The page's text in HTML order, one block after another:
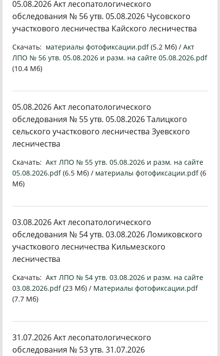
05.08.2026 Акт лесопатологического
обследования № 56 утв. 05.08.2026 Чусовского
участкового лесничества Кайского лесничества
Скачать: материалы фотофиксации.pdf(5.2 Мб) / Акт
ЛПО № 56 утв. 05.08.2026 и разм. на сайте 05.08.2026.pdf
(10.4 Мб)
05.08.2026 Акт лесопатологического
обследования № 55 утв. 05.08.2026 Талицкого
сельского участкового лесничества Зуевского
лесничества
Скачать: Акт ЛПО № 55 утв. 05.08.2026 и разм. на сайте
05.08.2026.pdf(6.5 Мб) / материалы фотофиксации.pdf(6
Мб)
03.08.2026 Акт лесопатологического
обследования № 54 утв. 03.08.2026 Ломиковского
участкового лесничества Кильмезского
лесничества
Скачать: Акт ЛПО № 54 утв. 03.08.2026 и разм. на сайте
03.08.2026.pdf(23 Мб) / Материалы фотофиксации.pdf
(7.7 Мб)
31.07.2026 Акт лесопатологического
обследования № 53 утв. 31.07.2026